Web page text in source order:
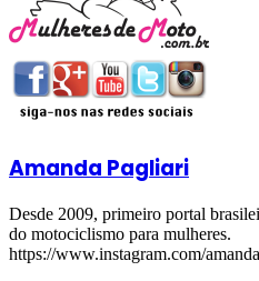
Amanda Pagliari
Desde 2009, primeiro portal
do motociclismo para mulheres.
https://www.instagram.com/